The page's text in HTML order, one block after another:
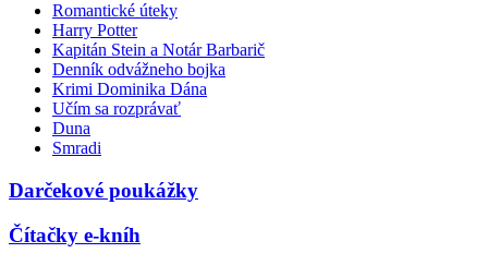
Romantické úteky
Harry Potter
Kapitán Stein a Notár Barbarič
Denník odvážneho bojka
Krimi Dominika Dána
Učím sa rozprávať
Duna
Smradi
Darčekové poukážky
Čítačky e-kníh